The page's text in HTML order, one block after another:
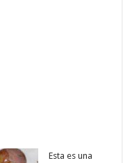
Esta es una